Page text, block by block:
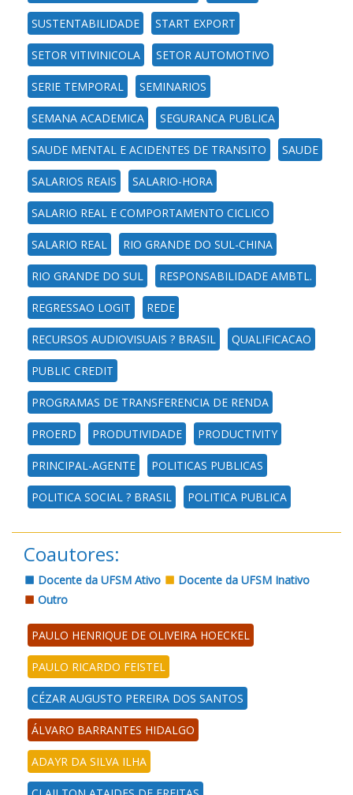
SUSTENTABILIDADE START EXPORT
SETOR VITIVINICOLA SETOR AUTOMOTIVO
SERIE TEMPORAL SEMINARIOS
SEMANA ACADEMICA SEGURANCA PUBLICA
SAUDE MENTAL E ACIDENTES DE TRANSITO SAUDE
SALARIOS REAIS SALARIO-HORA
SALARIO REAL E COMPORTAMENTO CICLICO
SALARIO REAL RIO GRANDE DO SUL-CHINA
RIO GRANDE DO SUL RESPONSABILIDADE AMBTL.
REGRESSAO LOGIT REDE
RECURSOS AUDIOVISUAIS ? BRASIL QUALIFICACAO
PUBLIC CREDIT
PROGRAMAS DE TRANSFERENCIA DE RENDA
PROERD PRODUTIVIDADE PRODUCTIVITY
PRINCIPAL-AGENTE POLITICAS PUBLICAS
POLITICA SOCIAL ? BRASIL POLITICA PUBLICA
Coautores:
Docente da UFSM Ativo
Docente da UFSM Inativo
Outro
PAULO HENRIQUE DE OLIVEIRA HOECKEL
PAULO RICARDO FEISTEL
CÉZAR AUGUSTO PEREIRA DOS SANTOS
ÁLVARO BARRANTES HIDALGO
ADAYR DA SILVA ILHA